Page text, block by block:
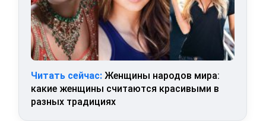
Читать сейчас: Женщины народов мира:
какие женщины считаются красивыми в
разных традициях